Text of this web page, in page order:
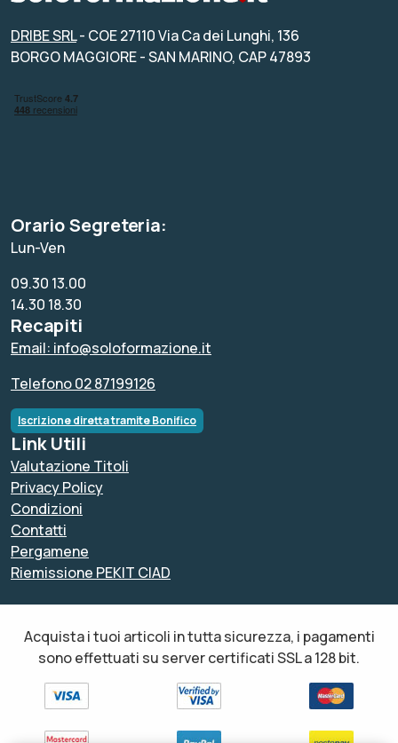
DRIBE SRL- COE 27110 Via Ca dei Lunghi, 136
BORGO MAGGIORE - SAN MARINO, CAP 47893
Orario Segreteria:
Lun-Ven
09.30 13.00
14.30 18.30
Recapiti
Email: info@soloformazione.it
Telefono 02 87199126
Iscrizione diretta tramite Bonifico
Link Utili
Valutazione Titoli
Privacy Policy
Condizioni
Contatti
Pergamene
Riemissione PEKIT CIAD
Acquista i tuoi articoli in tutta sicurezza, i pagamenti
sono effettuati su server certificati SSL a 128 bit.